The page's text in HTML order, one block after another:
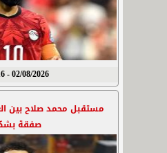
02/08/2026 - 7:16 ص
مستقبل محمد صلاح بين
صفقة